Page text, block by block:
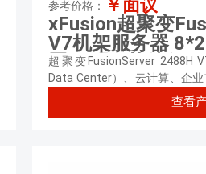
参考价格： ￥面议
xFusion超聚变
V7机架服务器
置（2颗*英特尔
2.2GHz 三十六核
选硬盘丨可选阵
1500W单电源丨
超聚变FusionServer 2488H
Data Center）、云计算、企
推出的具有广泛用途的2U4路机
查看